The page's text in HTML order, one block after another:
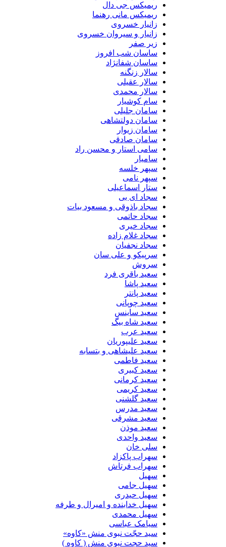
ریمیکس جی دال
ریمیکس مانی رهنما
زانیار خسروی
زانیار و سیروان خسروی
زیر صفر
ساسان شب افروز
ساسان شفانژاد
سالار زنگنه
سالار عقیلی
سالار محمدی
سام کوشیار
سامان جلیلی
سامان دولتشاهی
سامان زیوار
سامان صادقی
سامی استار و محسن راد
سامیار
سپهر خلسه
سپهر نامی
ستار اسماعیلی
سجاد ای بی
سجاد باذوقی و مسعود بیات
سجاد حاتمی
سجاد خیری
سجاد غلام زاده
سجاد نجفیان
سرپیکو و علی سان
سروش
سعید باقری فرد
سعید پاشا
سعید پانتر
سعید چوپانی
سعید ساینس
سعید شاه بیگ
سعید عرب
سعید علیپوریان
سعید علیشاهی و بتسابه
سعید فاطمی
سعید کبیری
سعید کرمانی
سعید کریمی
سعید گلشنی
سعید مدرس
سعید مشرقی
سعید موذن
سعید واحدی
سلی خان
سهراب پاکزاد
سهراب فرتاش
سهیل جامی
سهیل حیدری
سهیل خدابنده و امیرال و طرفه
سهیل محمدی
سیامک عباسی
سید حجّت نبوی منش «کاوه»
سید حجت نبوی منش ( کاوه )